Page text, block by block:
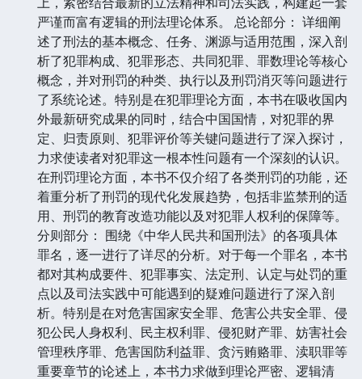
严谨而富有逻辑的刑法理论体系。 总论部分： 详细阐
述了刑法的基本概念、任务、渊源与适用范围，深入剖
析了犯罪构成、犯罪形态、共同犯罪、罪数理论等核心
概念，并对刑罚的种类、执行以及刑罚消灭等问题进行
了系统论述。特别是在犯罪理论方面，本书在吸收国内
外最新研究成果的同时，结合中国国情，对犯罪的界
定、归责原则、犯罪评价等关键问题进行了深入探讨，
力求使读者对犯罪这一根本性问题有一个深刻的认识。
在刑罚理论方面，本书不仅介绍了各类刑罚的功能，还
着重分析了刑罚的现代化发展趋势，包括非监禁刑的适
用、刑罚的教育改造功能以及对犯罪人权利的保障等。
分则部分： 围绕《中华人民共和国刑法》的各项具体
罪名，逐一进行了详尽的分析。对于每一个罪名，本书
都对其构成要件、犯罪事实、法定刑、认定与处罚的重
点以及司法实践中可能遇到的疑难问题进行了深入剖
析。特别是在对危害国家安全罪、危害公共安全罪、侵
犯公民人身权利、民主权利罪、侵犯财产罪、妨害社会
管理秩序罪、危害国防利益罪、贪污贿赂罪、渎职罪等
重要章节的论述上，本书力求做到理论严密、逻辑清